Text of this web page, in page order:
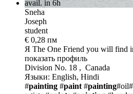
avail. in 6h
Sneha
Joseph
student
€ 0,28 пм
Я The One Friend you will find
показать профиль
Division No. 18 , Canada
Языки: English, Hindi
#painting #paint #painting#oil#